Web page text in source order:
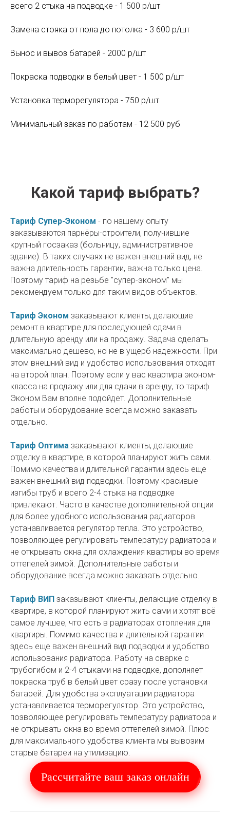
всего 2 стыка на подводке - 1 500 р/шт
Замена стояка от пола до потолка - 3 600 р/шт
Вынос и вывоз батарей - 2000 р/шт
Покраска подводки в белый цвет - 1 500 р/шт
Установка терморегулятора - 750 р/шт
Минимальный заказ по работам - 12 500 руб
Какой тариф выбрать?
Тариф Супер-Эконом - по нашему опыту
заказываются парнёры-строители, получившие
крупный госзаказ (больницу, административное
здание). В таких случаях не важен внешний вид, не
важна длительность гарантии, важна только цена.
Поэтому тариф на резьбе "супер-эконом" мы
рекомендуем только для таким видов объектов.
Тариф Эконом заказывают клиенты, делающие
ремонт в квартире для последующей сдачи в
длительную аренду или на продажу. Задача сделать
максимально дешево, но не в ущерб надежности. При
этом внешний вид и удобство использования отходят
на второй план. Поэтому если у вас квартира эконом-
класса на продажу или для сдачи в аренду, то тариф
Эконом Вам вполне подойдет. Дополнительные
работы и оборудование всегда можно заказать
отдельно.
Тариф Оптима заказывают клиенты, делающие
отделку в квартире, в которой планируют жить сами.
Помимо качества и длительной гарантии здесь еще
важен внешний вид подводки. Поэтому красивые
изгибы труб и всего 2-4 стыка на подводке
привлекают. Часто в качестве дополнительной опции
для более удобного использования радиаторов
устанавливается регулятор тепла. Это устройство,
позволяющее регулировать температуру радиатора и
не открывать окна для охлаждения квартиры во время
оттепелей зимой. Дополнительные работы и
оборудование всегда можно заказать отдельно.
Тариф ВИП заказывают клиенты, делающие отделку в
квартире, в которой планируют жить сами и хотят всё
самое лучшее, что есть в радиаторах отопления для
квартиры. Помимо качества и длительной гарантии
здесь еще важен внешний вид подводки и удобство
использования радиатора. Работу на сварке с
трубогибом и 2-4 стыками на подводке, дополняет
покраска труб в белый цвет сразу после установки
батарей. Для удобства эксплуатации радиатора
устанавливается терморегулятор. Это устройство,
позволяющее регулировать температуру радиатора и
не открывать окна во время оттепелей зимой. Плюс
для максимального удобства клиента мы вывозим
старые батареи на утилизацию.
Рассчитайте ваш заказ онлайн